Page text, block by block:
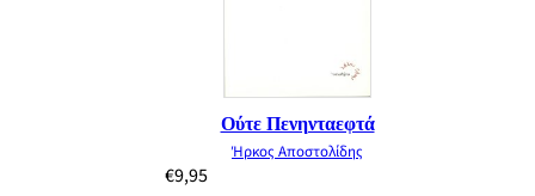
Ούτε Πενηνταεφτά
Ήρκος Αποστολίδης
€9,95